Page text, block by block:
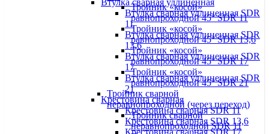
Втулка сварная удлиненная
Втулка сварная удлиненная SDR
11
Втулка сварная удлиненная SDR
13,6
Втулка сварная удлиненная SDR
17
Втулка сварная удлиненная SDR
21
Крестовина сварная
Крестовина сварная SDR 11
Крестовина сварная SDR 13,6
Крестовина сварная SDR 17
Тройник «косой»
равнопроходной 45° SDR 11
Тройник «косой»
равнопроходной 45° SDR 13,6
Тройник «косой»
равнопроходной 45° SDR 17
Тройник «косой»
равнопроходной 45° SDR 21
Тройник сварной
неравнопроходной (через переход)
Тройник сварной
неравнопроходной SDR 11